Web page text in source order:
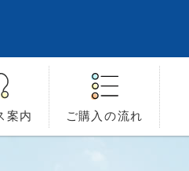
案内 ご購入の流れ